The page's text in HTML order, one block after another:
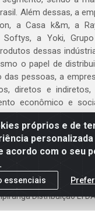
próprios e de
acordo com o seu
essenciais
Além dessas, a
a Casa k&m, a
Softys, a Yoki,
dessas
o papel de
das pessoas, a
diretos e
econômico e
do nosso time!
Ipiranga Distribuição